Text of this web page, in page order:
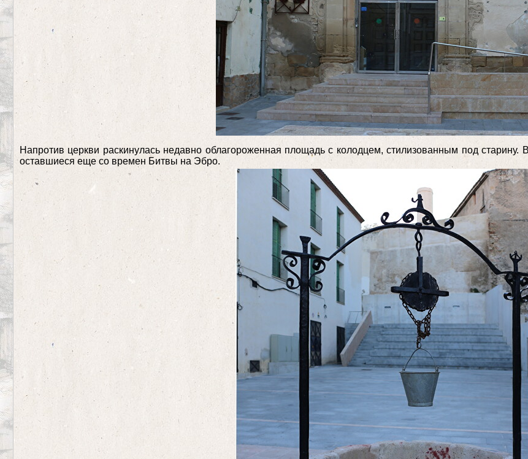
Напротив церкви раскинулась недавно облагороженная площадь с колодцем, стилизованным под
оставшиеся еще со времен Битвы на Эбро.